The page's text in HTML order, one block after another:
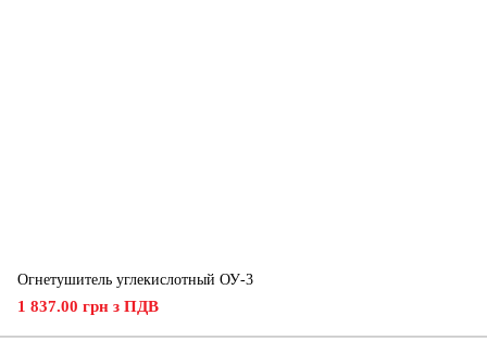
Огнетушитель углекислотный ОУ-3
1 837.00 грн з ПДВ